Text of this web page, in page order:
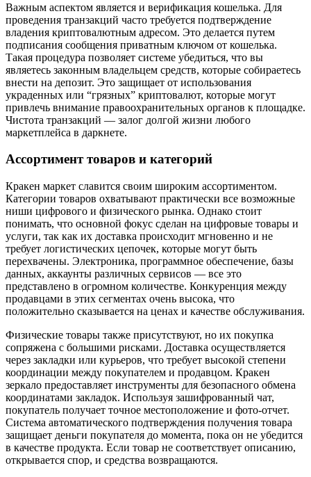
Важным аспектом является и верификация кошелька. Для
проведения транзакций часто требуется подтверждение
владения криптовалютным адресом. Это делается путем
подписания сообщения приватным ключом от кошелька.
Такая процедура позволяет системе убедиться, что вы
являетесь законным владельцем средств, которые собираетесь
внести на депозит. Это защищает от использования
украденных или “грязных” криптовалют, которые могут
привлечь внимание правоохранительных органов к площадке.
Чистота транзакций — залог долгой жизни любого
маркетплейса в даркнете.
Ассортимент товаров и категорий
Кракен маркет славится своим широким ассортиментом.
Категории товаров охватывают практически все возможные
ниши цифрового и физического рынка. Однако стоит
понимать, что основной фокус сделан на цифровые товары и
услуги, так как их доставка происходит мгновенно и не
требует логистических цепочек, которые могут быть
перехвачены. Электроника, программное обеспечение, базы
данных, аккаунты различных сервисов — все это
представлено в огромном количестве. Конкуренция между
продавцами в этих сегментах очень высока, что
положительно сказывается на ценах и качестве обслуживания.
Физические товары также присутствуют, но их покупка
сопряжена с большими рисками. Доставка осуществляется
через закладки или курьеров, что требует высокой степени
координации между покупателем и продавцом. Кракен
зеркало предоставляет инструменты для безопасного обмена
координатами закладок. Используя зашифрованный чат,
покупатель получает точное местоположение и фото-отчет.
Система автоматического подтверждения получения товара
защищает деньги покупателя до момента, пока он не убедится
в качестве продукта. Если товар не соответствует описанию,
открывается спор, и средства возвращаются.